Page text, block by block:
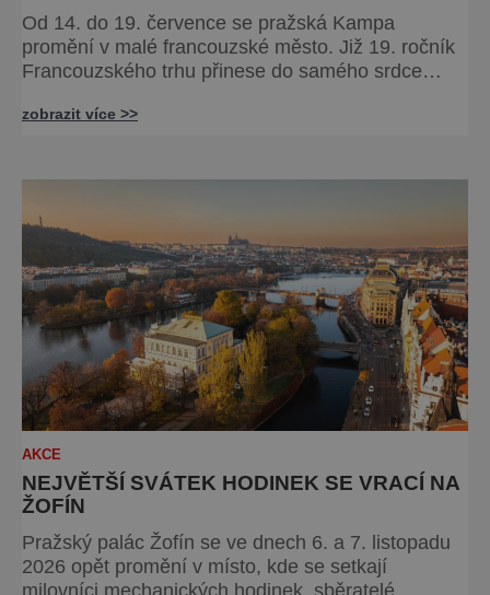
Od 14. do 19. července se pražská Kampa
promění v malé francouzské město. Již 19. ročník
Francouzského trhu přinese do samého srdce
životního stylu, který si Francouzi dokázali povýšit
od samotných producentů a užíva
zobrazit více >>
AKCE
NEJVĚTŠÍ SVÁTEK HODINEK SE VRACÍ NA
ŽOFÍN
Pražský palác Žofín se ve dnech 6. a 7. listopadu
2026 opět promění v místo, kde se setkají
milovníci mechanických hodinek, sběratelé,